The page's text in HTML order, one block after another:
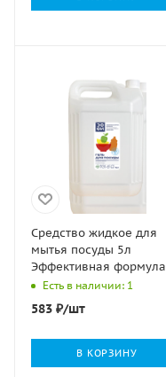
Средство жидкое для
мытья посуды 5л
Эффективная формула
ЭФФИ лимон (эксперт
1000) 1/4
Есть в наличии: 1
583 ₽/шт
В КОРЗИНУ